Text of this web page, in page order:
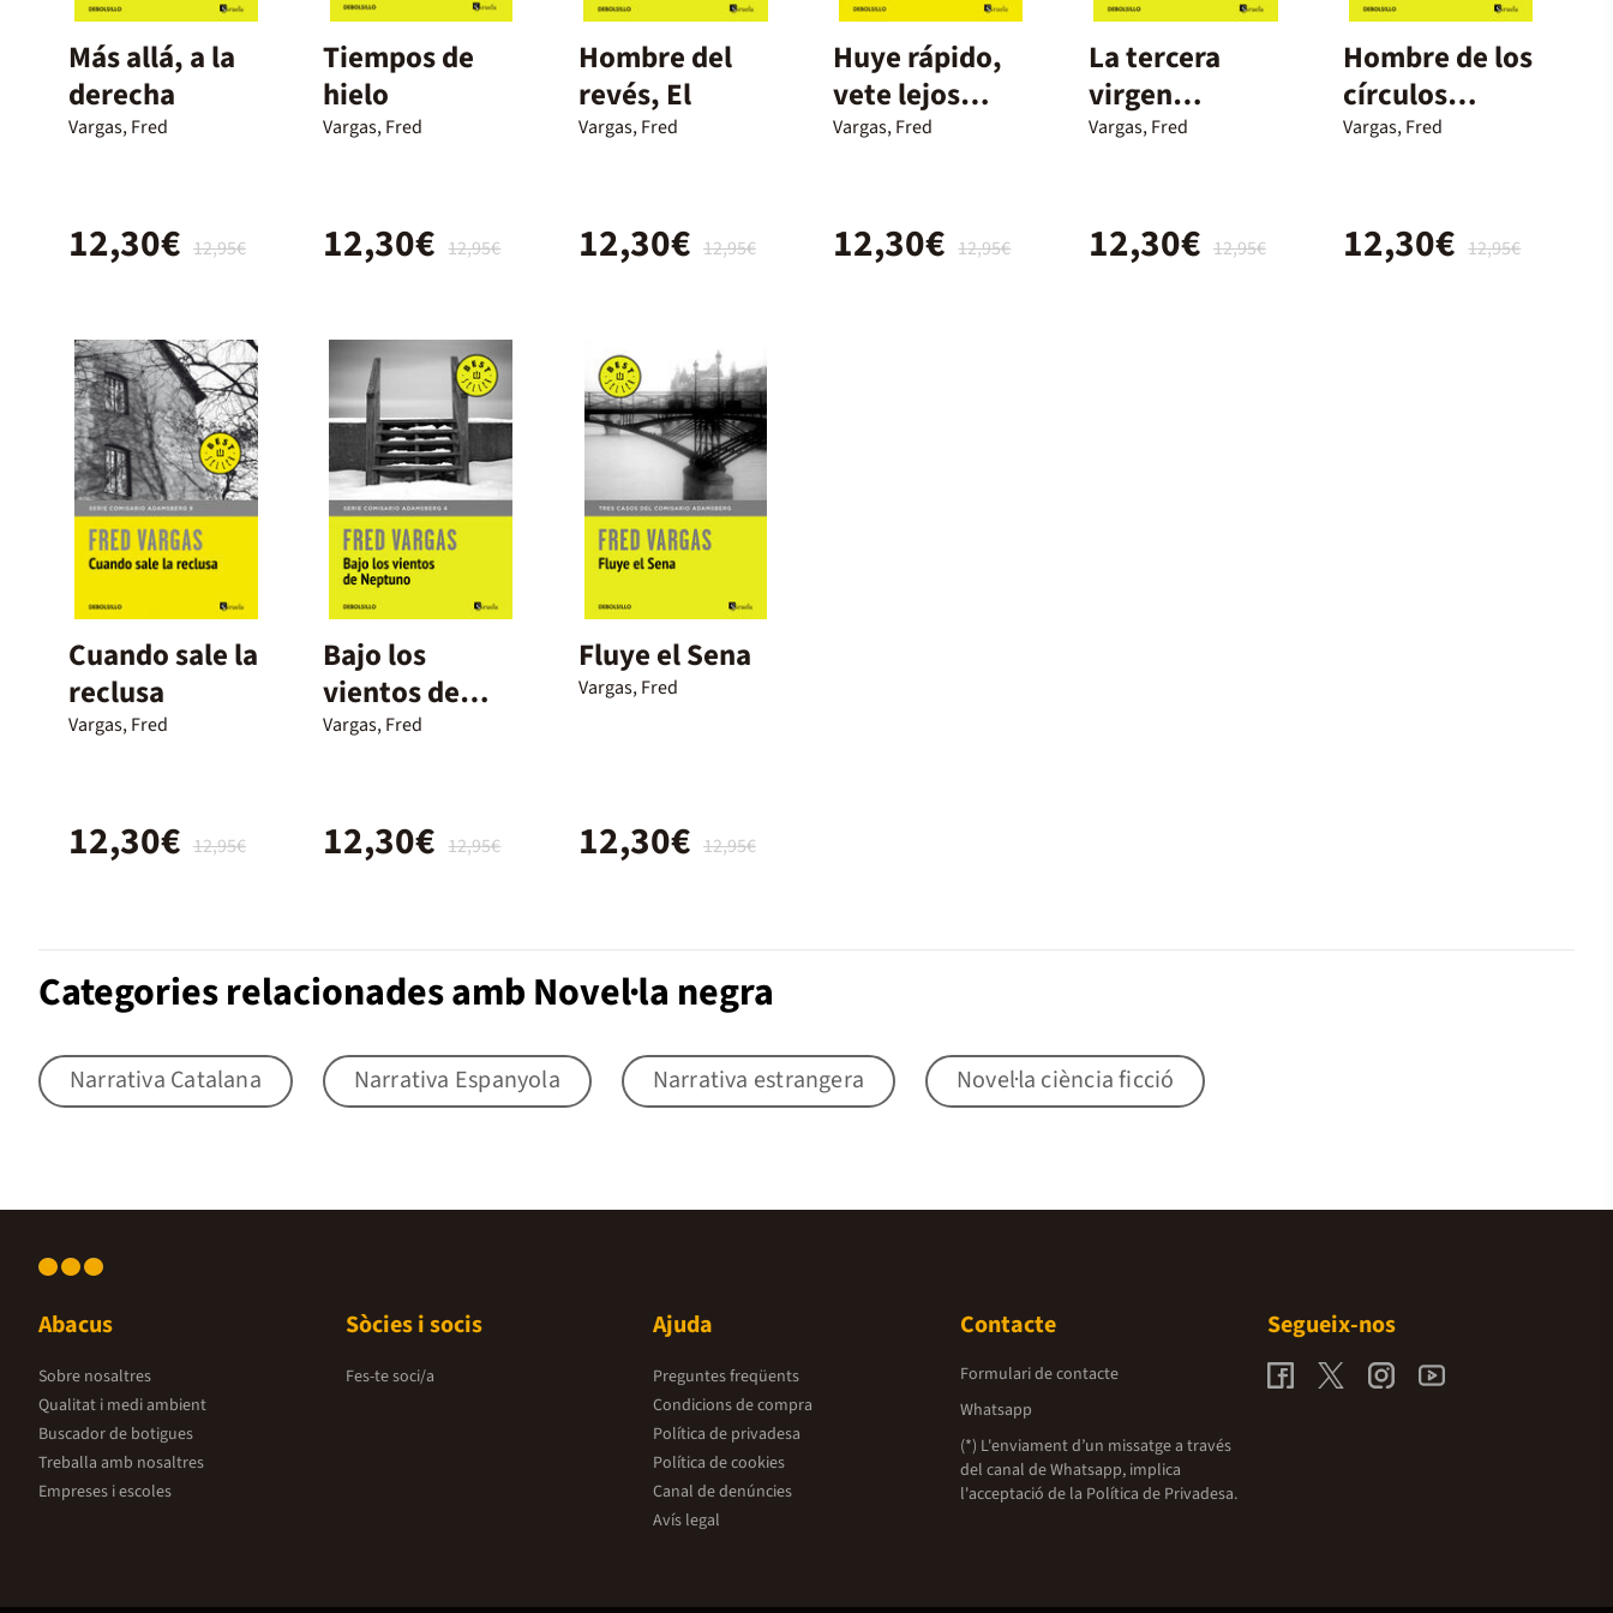
Más allá, a la
derecha
Vargas, Fred
12,95€
12,30€
Tiempos de
hielo
Vargas, Fred
12,95€
12,30€
Hombre del
revés, El
Vargas, Fred
12,95€
12,30€
Huye rápido,
vete lejos
(Comisario
Vargas, Fred
12,95€
12,30€
La tercera
virgen
(Comisario
Vargas, Fred
12,95€
12,30€
Hombre de los
círculos
azules, Los
Vargas, Fred
12,95€
12,30€
Cuando sale la
reclusa
Vargas, Fred
12,95€
12,30€
Bajo los
vientos de
Neptuno
Vargas, Fred
12,95€
12,30€
Fluye el Sena
Vargas, Fred
12,95€
12,30€
Categories relacionades amb Novel·la negra
Narrativa Catalana Narrativa Espanyola Narrativa estrangera Novel·la ciència ficció
Abacus
Sobre nosaltres
Qualitat i medi ambient
Buscador de botigues
Treballa amb nosaltres
Empreses i escoles
Sòcies i socis
Fes-te soci/a
Ajuda
Preguntes freqüents
Condicions de compra
Política de privadesa
Política de cookies
Canal de denúncies
Avís legal
Contacte
Formulari de contacte
Whatsapp
(*) L'enviament d’un missatge a través
del canal de Whatsapp, implica
l'acceptació de la Política de Privadesa.
Segueix-nos